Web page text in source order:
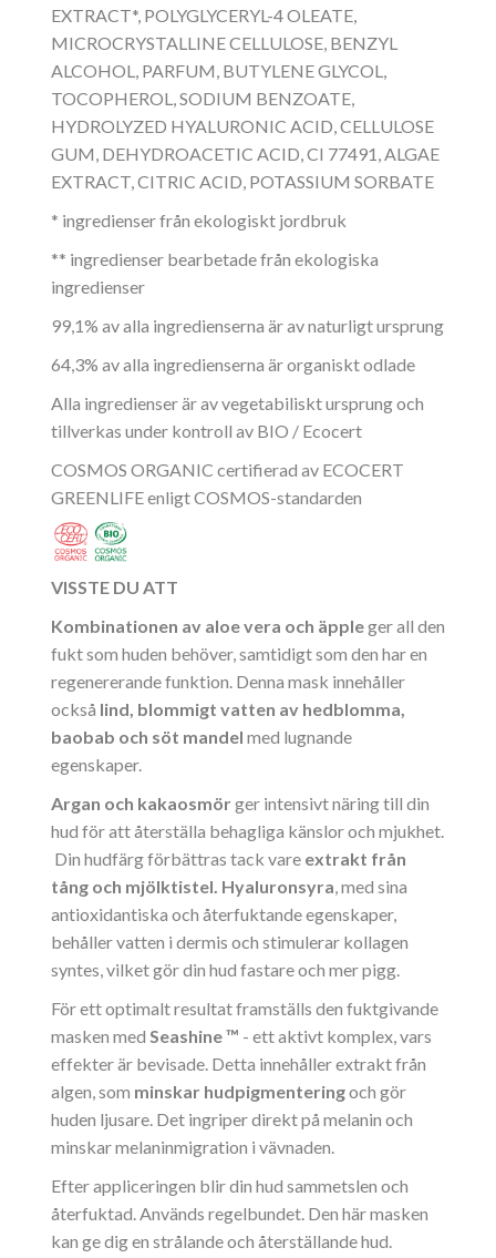
EXTRACT*, POLYGLYCERYL-4 OLEATE,
MICROCRYSTALLINE CELLULOSE, BENZYL
ALCOHOL, PARFUM, BUTYLENE GLYCOL,
TOCOPHEROL, SODIUM BENZOATE,
HYDROLYZED HYALURONIC ACID, CELLULOSE
GUM, DEHYDROACETIC ACID, CI 77491, ALGAE
EXTRACT, CITRIC ACID, POTASSIUM SORBATE
* ingredienser från ekologiskt jordbruk
** ingredienser bearbetade från ekologiska
ingredienser
99,1% av alla ingredienserna är av naturligt ursprung
64,3% av alla ingredienserna är organiskt odlade
Alla ingredienser är av vegetabiliskt ursprung och
tillverkas under kontroll av BIO / Ecocert
COSMOS ORGANIC certifierad av ECOCERT
GREENLIFE enligt COSMOS-standarden
VISSTE DU ATT
Kombinationen av aloe vera och äppleger all den
fukt som huden behöver, samtidigt som den har en
regenererande funktion. Denna mask innehåller
också lind, blommigt vatten av hedblomma,
baobab och söt mandel med lugnande
egenskaper.
Argan och kakaosmör ger intensivt näring till din
hud för att återställa behagliga känslor och mjukhet.
Din hudfärg förbättras tack vare extrakt från
tång och mjölktistel. Hyaluronsyra , med sina
antioxidantiska och återfuktande egenskaper,
behåller vatten i dermis och stimulerar kollagen
syntes, vilket gör din hud fastare och mer pigg.
För ett optimalt resultat framställs den fuktgivande
masken med Seashine ™ - ett aktivt komplex, vars
effekter är bevisade. Detta innehåller extrakt från
algen, som minskar hudpigmenteringoch gör
huden ljusare. Det ingriper direkt på melanin och
minskar melaninmigration i vävnaden.
Efter appliceringen blir din hud sammetslen och
återfuktad. Används regelbundet. Den här masken
kan ge dig en strålande och återställande hud.